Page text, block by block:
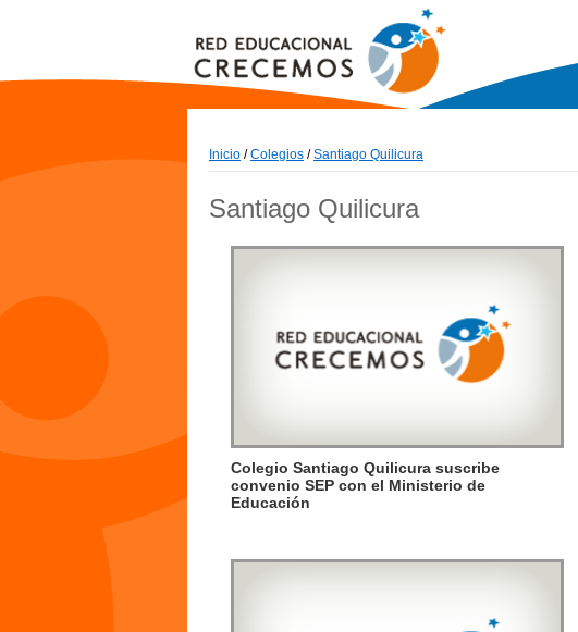
Inicio /Colegios /Santiago Quilicura
Santiago Quilicura
Colegio Santiago Quilicura suscribe
convenio SEP con el Ministerio de
Educación